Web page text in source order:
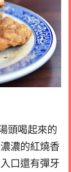
頭喝起來的
濃的紅燒香
口還有彈牙